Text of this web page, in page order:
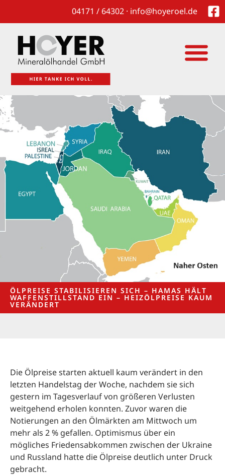
04171 / 64302 · info@hoyeroel.de
ÖLPREISE STABILISIEREN SICH – HAMAS HÄLT
WAFFENSTILLSTAND EIN – HEIZÖLPREISE KAUM
VERÄNDERT
Die Ölpreise starten aktuell kaum verändert in den
letzten Handelstag der Woche, nachdem sie sich
gestern im Tagesverlauf von größeren Verlusten
weitgehend erholen konnten. Zuvor waren die
Notierungen an den Ölmärkten am Mittwoch um
mehr als 2 % gefallen. Optimismus über ein
mögliches Friedensabkommen zwischen der Ukraine
und Russland hatte die Ölpreise deutlich unter Druck
gebracht.